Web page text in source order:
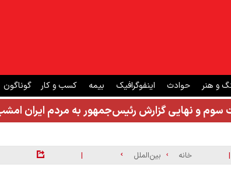
و هنر حوادث اینفوگرافیک بیمه کسب و کار گوناگون
سوم و نهایی گزارش رئیس‌جمهور به مردم ایران
| خانه بین‌الملل |